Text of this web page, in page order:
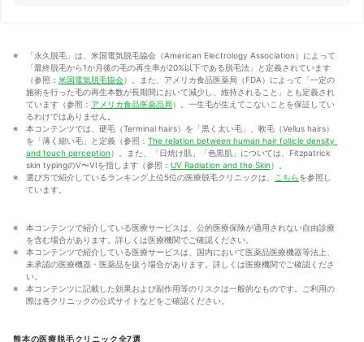
「永久脱毛」は、米国電気脱毛協会（American Electrology Association）によって
「最終脱毛から1か月後の毛の再生率が20%以下である脱毛法」と定義されています
（参照： 米国電気脱毛協会）。また、アメリカ食品医薬局（FDA）によって「一定の
施術を行った毛の再生本数が長期間において減少し、維持されること」とも定義され
ています（参照： アメリカ食品医薬品局）。一生毛が生えてこないことを保証してい
るわけではありません。
本コンテンツでは、硬毛（Terminal hairs）を「黒く太い毛」、軟毛（Vellus hairs）
を「薄く細い毛」と定義（参照： The relation between human hair follicle density
and touch perception）。また、「日焼け肌」「色黒肌」については、Fitzpatrick
skin typingのV〜VIを指します（参照： UV Radiation and the Skin）。
選び方で紹介しているランキング上位5位の医療脱毛クリニックは、
こちらを参照し
ています。
本コンテンツで紹介している医療サービスは、公的医療保険が適用されない自由診療
を含む場合があります。詳しくは医療機関でご確認ください。
本コンテンツで紹介している医療サービスは、国内において医薬品医療機器等法上、
未承認の医療機器・医薬品を扱う場合があります。詳しくは医療機関でご確認くださ
い。
本コンテンツに記載した効果および副作用等のリスクは一般的なものです。ご利用の
際は各クリニックの公式サイトなどをご確認ください。
熊本の医療脱毛クリニック全7選